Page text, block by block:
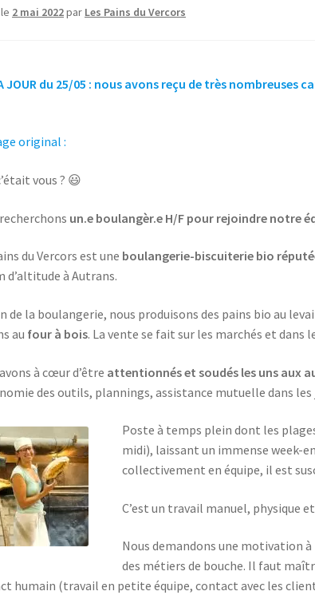
2 mai 2022par Les Pains du Vercors
JOUR du 25/05 : nous avons reçu de très
original :
vous ? 😃
un.e boulangèr.e H/F pour rejoindre notre
du Vercors est une boulangerie-biscuiterie bio
d’altitude à Autrans.
de la boulangerie, nous produisons des pains bio au
au four à bois. La vente se fait sur les marchés et dans
à cœur d’être attentionnés et soudés les uns aux
des outils, plannings, assistance mutuelle dans
Poste à temps plein dont les
midi), laissant un immense week-
collectivement en équipe, il est
C’est un travail manuel, physique
Nous demandons une motivation à
des métiers de bouche. Il faut
humain (travail en petite équipe, contact avec les